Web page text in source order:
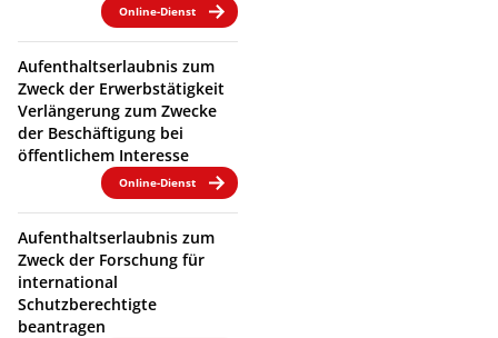
Online-Dienst
Aufenthaltserlaubnis zum
Zweck der Erwerbstätigkeit
Verlängerung zum Zwecke
der Beschäftigung bei
öffentlichem Interesse
Online-Dienst
Aufenthaltserlaubnis zum
Zweck der Forschung für
international
Schutzberechtigte
beantragen